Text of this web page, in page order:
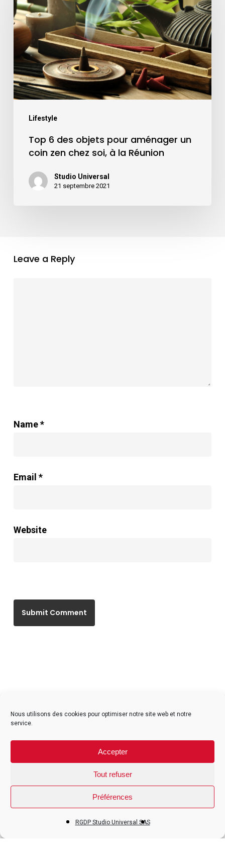
Nous utilisons des cookies pour optimiser notre site web et notre
service.
Accepter
Tout refuser
Préférences
RGDP Studio Universal SAS
Lifestyle
des
objets
pour
aménager
un
coin
zen
chez
Réunion
Top 6 des objets pour aménager un
coin zen chez soi, à la Réunion
Studio Universal
21 septembre 2021
Leave a Reply
Name*
Email *
Website
Mentions légales